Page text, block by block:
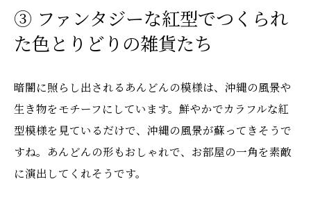
③ ファンタジーな紅型でつくられ
た色とりどりの雑貨たち
暗闇に照らし出されるあんどんの模様は、沖縄の風景や
生き物をモチーフにしています。鮮やかでカラフルな紅
型模様を見ているだけで、沖縄の風景が蘇ってきそうで
すね。あんどんの形もおしゃれで、お部屋の一角を素敵
に演出してくれそうです。